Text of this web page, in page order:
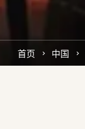
首页 中国